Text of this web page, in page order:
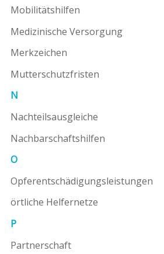
Mobilitätshilfen
Medizinische Versorgung
Merkzeichen
Mutterschutzfristen
N
Nachteilsausgleiche
Nachbarschaftshilfen
O
Opferentschädigungsleistungen
örtliche Helfernetze
P
Partnerschaft